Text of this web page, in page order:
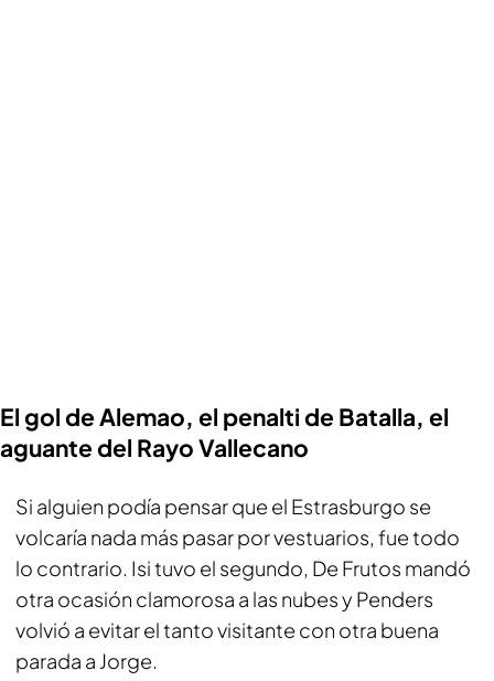
El gol de Alemao, el penalti de Batalla, el
aguante del Rayo Vallecano
Si alguien podía pensar que el Estrasburgo se
volcaría nada más pasar por vestuarios, fue todo
lo contrario. Isi tuvo el segundo, De Frutos mandó
otra ocasión clamorosa a las nubes y Penders
volvió a evitar el tanto visitante con otra buena
parada a Jorge.